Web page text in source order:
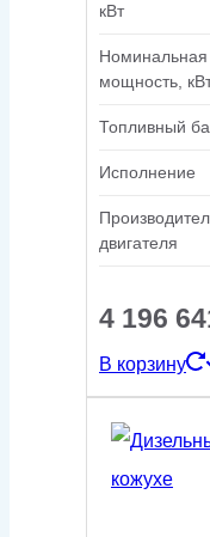
кВт
Номинальная
мощность,
Топливный
Исполнение
двигателя
4 196
В корзину